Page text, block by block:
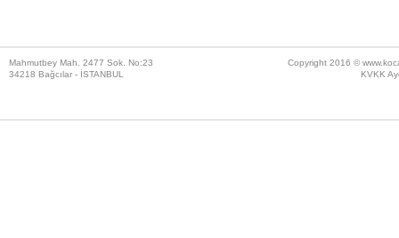
Mahmutbey Mah. 2477 Sok. No:23
34218 Bağcılar - İSTANBUL
Copyright 2016 ©
KVKK